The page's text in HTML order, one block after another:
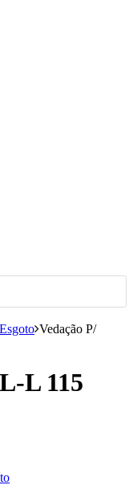
Vedação P/
L 115